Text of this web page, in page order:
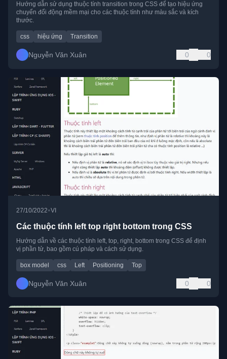
Hướng dẫn sử dụng thuộc tính transition trong CSS để tạo hiệu ứng
chuyển đổi động mềm mại cho các thuộc tính như màu sắc và kích
thước.
css hiệu ứng Transition
Nguyễn Văn Xuân 0 0
27/10/2022•VI
Các thuộc tính left top right bottom trong CSS
Hướng dẫn về các thuộc tính left, top, right, bottom trong CSS để định
vị phần tử, bao gồm cú pháp và cách sử dụng.
box model css Left Positioning Top
Nguyễn Văn Xuân 0 0